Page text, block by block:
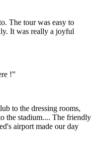
The tour was easy to
It was really a joyful
!”
to the dressing rooms,
the stadium.... The friendly
airport made our day